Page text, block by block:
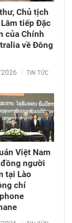
Chủ tịch
tiếp Đặc
của Chính
về Đông
TIN TỨC
Việt Nam
người
tại Lào
chí